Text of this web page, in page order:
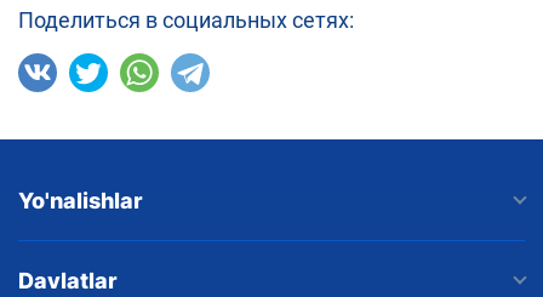
Поделиться в социальных сетях:
Yo'nalishlar
Davlatlar